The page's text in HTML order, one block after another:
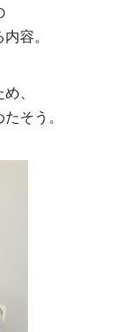
容。
、
そう。